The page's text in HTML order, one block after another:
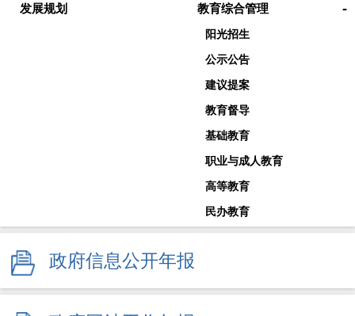
发展规划
教育综合管理 -
阳光招生
公示公告
建议提案
教育督导
基础教育
职业与成人教育
高等教育
民办教育
教师工作
学校安全生产
政府信息公开年报